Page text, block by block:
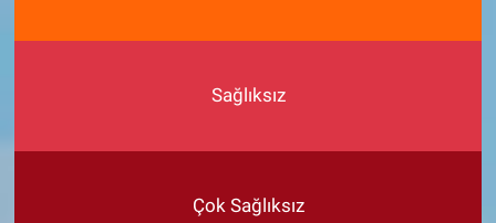
Sağlıksız
Çok Sağlıksız